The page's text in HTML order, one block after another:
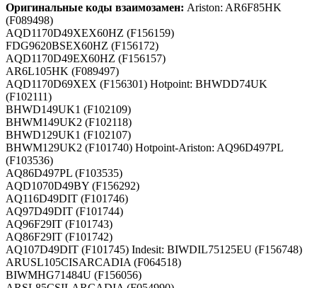
Оригинальные коды взаимозамен: Ariston: AR6F85HK
(F089498)
AQD1170D49XEX60HZ (F156159)
FDG9620BSEX60HZ (F156172)
AQD1170D49EX60HZ (F156157)
AR6L105HK (F089497)
AQD1170D69XEX (F156301) Hotpoint: BHWDD74UK
(F102111)
BHWD149UK1 (F102109)
BHWM149UK2 (F102118)
BHWD129UK1 (F102107)
BHWM129UK2 (F101740) Hotpoint-Ariston: AQ96D497PL
(F103536)
AQ86D497PL (F103535)
AQD1070D49BY (F156292)
AQ116D49DIT (F101746)
AQ97D49DIT (F101744)
AQ96F29IT (F101743)
AQ86F29IT (F101742)
AQ107D49DIT (F101745) Indesit: BIWDIL75125EU (F156748)
ARUSL105CISARCADIA (F064518)
BIWMHG71484U (F156056)